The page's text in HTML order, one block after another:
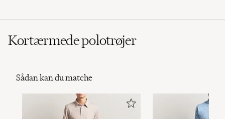
Kortærmede polotrøjer
Sådan kan du matche